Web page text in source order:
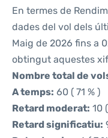
En termes de
dades del vol dels
Maig de 2026 fins a
obtingut aquestes
Nombre total de
A temps: 60 ( 71 % )
Retard moderat: 10
Retard significatiu: